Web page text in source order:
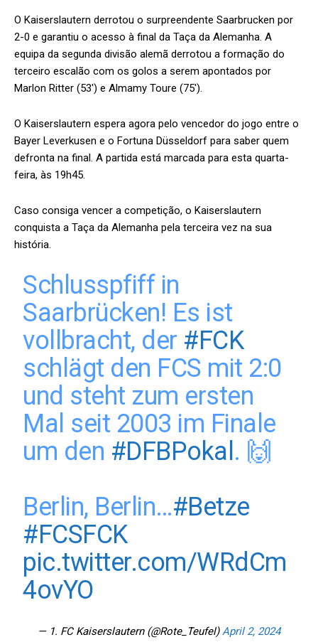
O Kaiserslautern derrotou o surpreendente Saarbrucken por
2-0 e garantiu o acesso à final da Taça da Alemanha. A
equipa da segunda divisão alemã derrotou a formação do
terceiro escalão com os golos a serem apontados por
Marlon Ritter (53′) e Almamy Toure (75′).
O Kaiserslautern espera agora pelo vencedor do jogo entre o
Bayer Leverkusen e o Fortuna Düsseldorf para saber quem
defronta na final. A partida está marcada para esta quarta-
feira, às 19h45.
Caso consiga vencer a competição, o Kaiserslautern
conquista a Taça da Alemanha pela terceira vez na sua
história.
Schlusspfiff in
Saarbrücken! Es ist
vollbracht, der #FCK
schlägt den FCS mit 2:0
und steht zum ersten
Mal seit 2003 im Finale
um den #DFBPokal . 🙌
Berlin, Berlin…#Betze
#FCSFCK
pic.twitter.com/WRdCm
4ovYO
— 1. FC Kaiserslautern (@Rote_Teufel) April 2, 2024